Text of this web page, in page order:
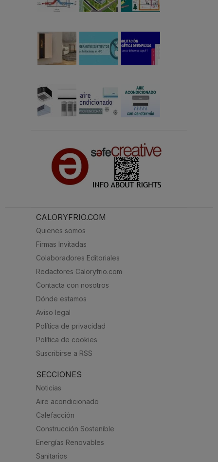
CALORYFRIO.COM
Quienes somos
Firmas Invitadas
Colaboradores Editoriales
Redactores Caloryfrio.com
Contacta con nosotros
Dónde estamos
Aviso legal
Política de privacidad
Política de cookies
Suscribirse a RSS
SECCIONES
Noticias
Aire acondicionado
Calefacción
Construcción Sostenible
Energías Renovables
Sanitarios